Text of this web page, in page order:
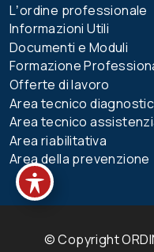
Lʼordine professionale
Informazioni Utili
Documenti e Moduli
Formazione
Offerte di lavoro
Area tecnico
Area tecnico
Area riabilitativa
Area della prevenzione
© Copyright